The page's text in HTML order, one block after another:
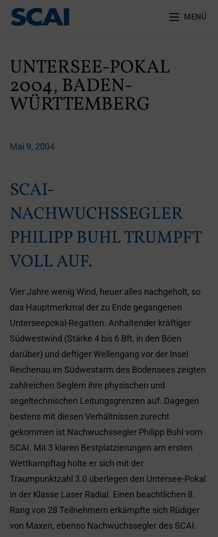
MENÜ
UNTERSEE-POKAL
2004, BADEN-
WÜRTTEMBERG
Mai 9, 2004
SCAI-
NACHWUCHSSEGLER
PHILIPP BUHL TRUMPFT
VOLL AUF.
Vier Jahre wenig Wind, heuer alles nachgeholt, so
das Hauptmerkmal der zu Ende gegangenen
Unterseepokal-Regatten. Anhaltender kräftiger
Südwestwind (Stärke 4 bis 6 Bft, in den Böen
darüber) und deftiger Wellengang vor der Insel
Reichenau im Südwestarm des Bodensees zeigten
zahlreichen Seglern ihre physischen und
segeltechnischen Leitungsgrenzen auf. Dagegen
bestens mit diesen Verhältnissen zurecht
gekommen ist Nachwuchssegler Philipp Buhl vom
SCAI. Mit 3 klaren Bestplatzierungen am ersten
Wettkampftag holte er sich mit der
Traumpunktzahl 3.0 überlegen den Untersee-Pokal
in der Klasse Laser Radial. Einen beachtlichen 8.
Rang von 28 Teilnehmern erkämpfte sich Rüdiger
von Maxen, ebenso Nachwuchssegler des SCAI.